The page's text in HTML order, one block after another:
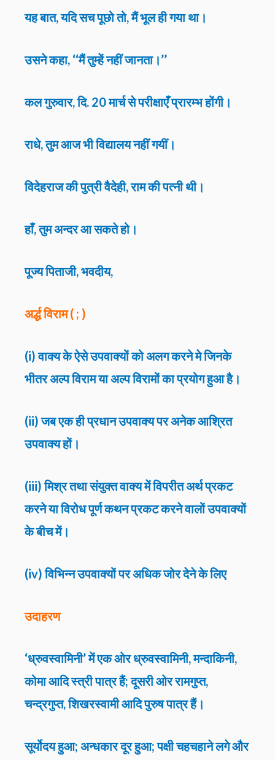
यह बात, यदि सच पूछो तो, मैं भूल ही गया था।
उसने कहा, ‘‘मैं तुम्हें नहीं जानता।’’
कल गुरुवार, दि. 20 मार्च से परीक्षाएँ प्रारम्भ होंगी।
राधे, तुम आज भी विद्यालय नहीं गयीं।
विदेहराज की पुत्री वैदेही, राम की पत्नी थी।
हाँ, तुम अन्दर आ सकते हो।
पूज्य पिताजी, भवदीय,
अर्द्ध विराम ( ; )
(i) वाक्य के ऐसे उपवाक्यों को अलग करने मे जिनके
भीतर अल्प विराम या अल्प विरामों का प्रयोग हुआ है।
(ii) जब एक ही प्रधान उपवाक्य पर अनेक आश्रित
उपवाक्य हों।
(iii) मिश्र तथा संयुक्त वाक्य में विपरीत अर्थ प्रकट
करने या विरोध पूर्ण कथन प्रकट करने वालों उपवाक्यों
के बीच में।
(iv) विभिन्न उपवाक्यों पर अधिक जोर देने के लिए
उदाहरण
‘ध्रुवस्वामिनी’ में एक ओर ध्रुवस्वामिनी, मन्दाकिनी,
कोमा आदि स्त्री पात्र हैं; दूसरी ओर रामगुप्त,
चन्द्रगुप्त, शिखरस्वामी आदि पुरुष पात्र हैं।
सूर्योदय हुआ; अन्धकार दूर हुआ; पक्षी चहचहाने लगे और